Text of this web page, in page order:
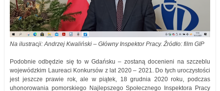
Na ilustracji: Andrzej Kwaliński – Główny Inspektor Pracy. Źródło: film GIP
Podobnie odbędzie się to w Gdańsku – zostaną docenieni na szczeblu
wojewódzkim Laureaci Konkursów z lat 2020 – 2021. Do tych uroczystości
jest jeszcze prawie rok, ale w piątek, 18 grudnia 2020 roku, podczas
uhonorowania pomorskiego Najlepszego Społecznego Inspektora Pracy